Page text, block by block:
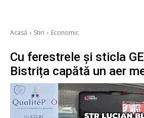
Acasă Stiri Economic
Cu ferestrele și sticla
Bistrița capătă un aer